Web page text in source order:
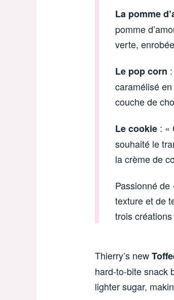
La pomme
pomme
verte,
Le pop corn
caramélisé
couche de
Le cookie : «
souhaité le
la crème de
Passionné
texture et de
trois
Thierry’s new
hard-to-bite snack
lighter sugar,